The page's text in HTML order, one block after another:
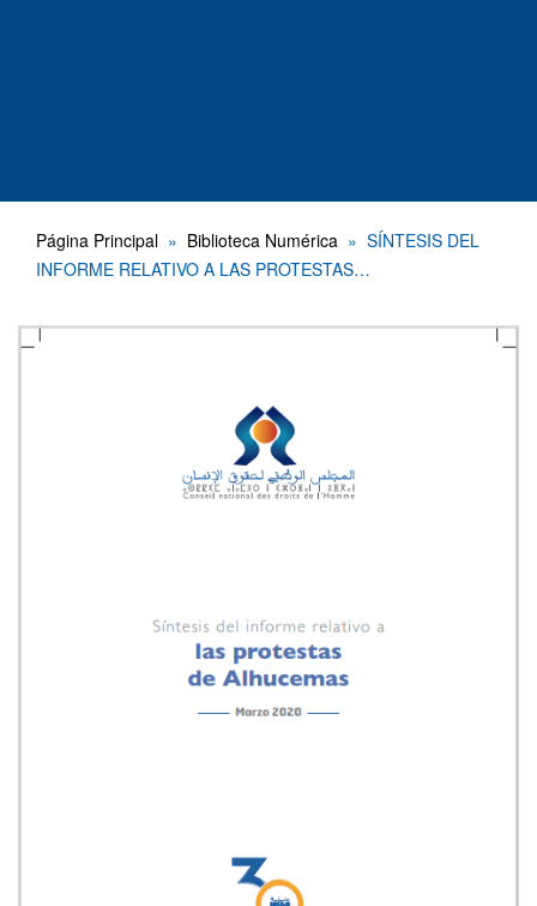
Página Principal Biblioteca Numérica
SÍNTESIS DEL
INFORME RELATIVO A LAS PROTESTAS…